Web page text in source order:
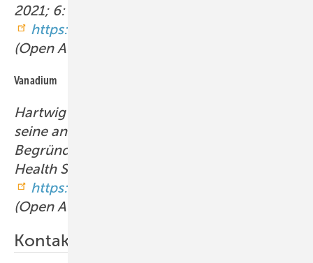
2021; 6: Doc088.
https://doi.org/10.34865/bb10888d6_4ad
(Open Access).
Vanadium
Hartwig A, MAK Commission: Vanadium und
seine anorganischen Verbindungen. MAK-
Begründung, Nachtrag. MAK Collect Occup
Health Saf 2023; 8: Doc076.
https://doi.org/10.34865/
(Open Access).
Kontakt